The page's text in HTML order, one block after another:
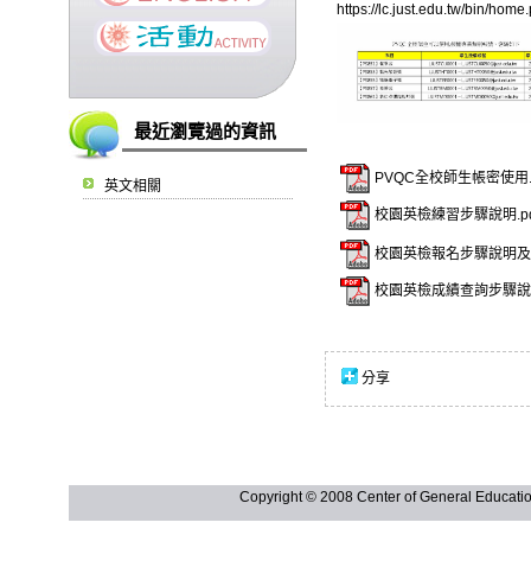
最近瀏覽過的資訊
英文相關
https://lc.just.edu.tw/bin/
PVQC全校師生帳密使
校園英檢練習步驟說明
校園英檢報名步驟說明
校園英檢成績查詢步驟
分享
Copyright © 2008 Center of General